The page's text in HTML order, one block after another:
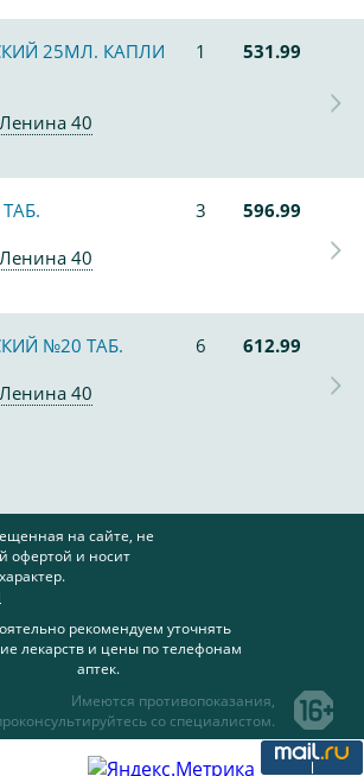
25МЛ. КАПЛИ
1 531.99
40
3
596.99
40
№20 ТАБ. 6
612.99
40
на сайте, не
офертой и носит
рекомендуем уточнять
лекарств и цены по телефонам
аптек.
Имеются противопоказания,
со специалистом.